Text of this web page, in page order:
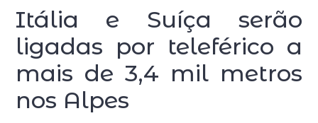
Itália e Suíça serão
ligadas por teleférico a
mais de 3,4 mil metros
nos Alpes